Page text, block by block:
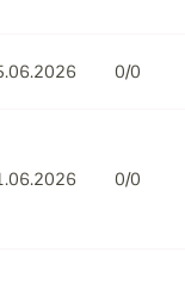
0/0
0/0